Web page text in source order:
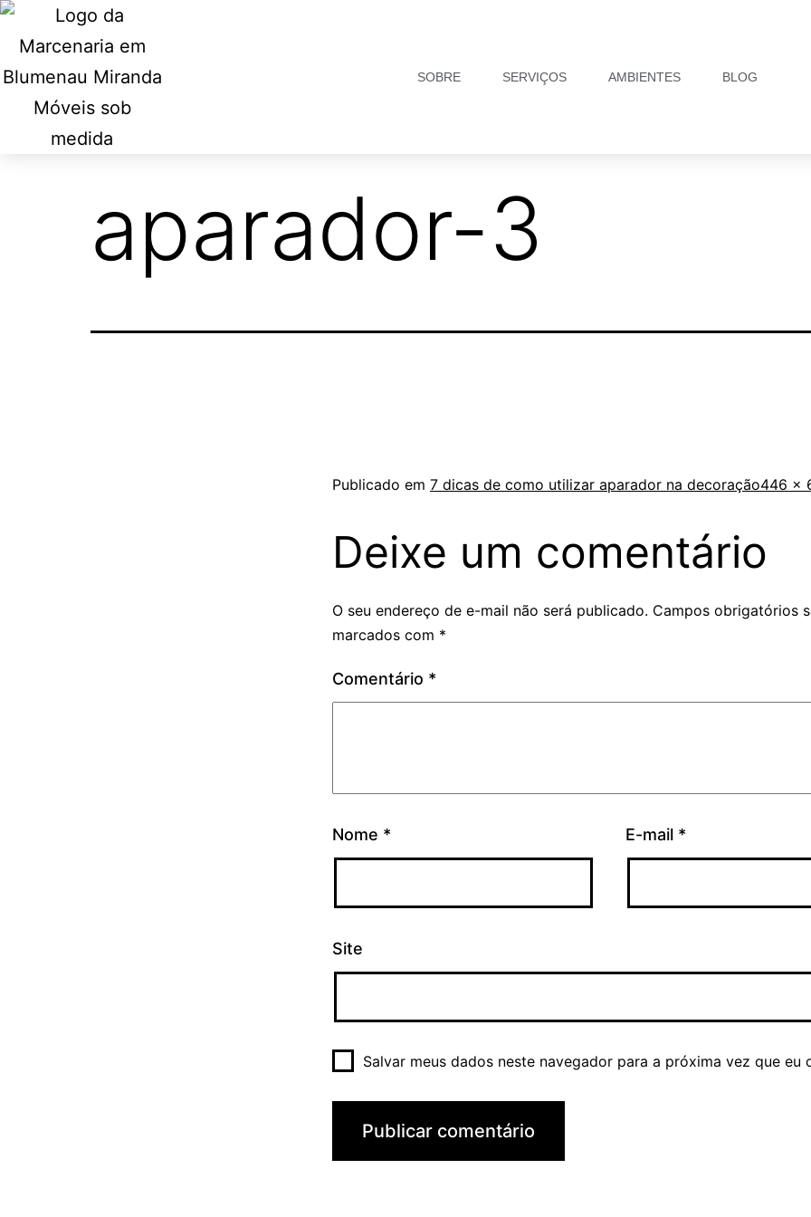
SOBRE SERVIÇOS AMBIENTES BLOG
aparador-3
Publicado em 7 dicas de como utilizar aparador na decoração446 ×
Deixe um comentário
O seu endereço de e-mail não será publicado. Campos obrigatórios
marcados com *
Comentário *
Nome * E-mail *
Site
Salvar meus dados neste navegador para a próxima vez que eu